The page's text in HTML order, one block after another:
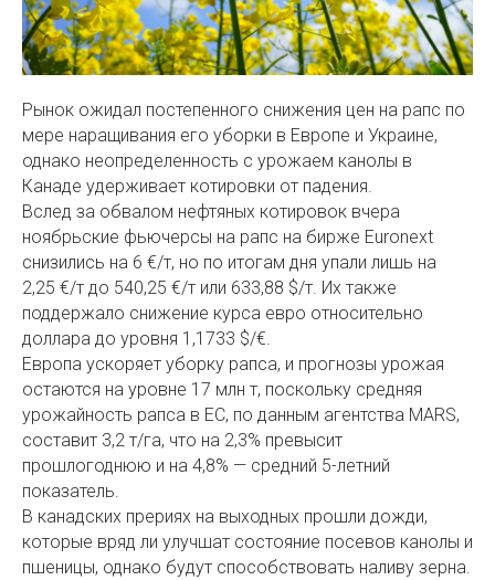
Рынок ожидал постепенного снижения цен на рапс по
мере наращивания его уборки в Европе и Украине,
однако неопределенность с урожаем канолы в
Канаде удерживает котировки от падения.
Вслед за обвалом нефтяных котировок вчера
ноябрьские фьючерсы на рапс на бирже Euronext
снизились на 6 €/т, но по итогам дня упали лишь на
2,25 €/т до 540,25 €/т или 633,88 $/т. Их также
поддержало снижение курса евро относительно
доллара до уровня 1,1733 $/€.
Европа ускоряет уборку рапса, и прогнозы урожая
остаются на уровне 17 млн т, поскольку средняя
урожайность рапса в ЕС, по данным агентства MARS,
составит 3,2 т/га, что на 2,3% превысит
прошлогоднюю и на 4,8% — средний 5-летний
показатель.
В канадских прериях на выходных прошли дожди,
которые вряд ли улучшат состояние посевов канолы и
пшеницы, однако будут способствовать наливу зерна.